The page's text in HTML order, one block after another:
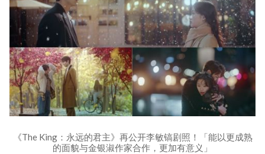
《The King：永远的君主》再公开李敏镐剧照！「能以更成熟
的面貌与金银淑作家合作，更加有意义」